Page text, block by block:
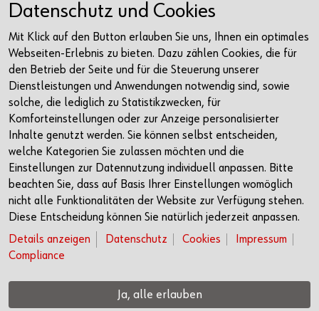
Newsletter
Kontakt
Würth Haus Rorschach
Churerstrasse 10
9400 Rorschach
Schweiz
+41 71 225 10 00
info@wuerth-management.com
Öffnungszeiten
Datenschutz und Cookies
Mit Klick auf den Button erlauben Sie uns, Ihnen ein optimales
Webseiten-Erlebnis zu bieten. Dazu zählen Cookies, die für
den Betrieb der Seite und für die Steuerung unserer
Dienstleistungen und Anwendungen notwendig sind, sowie
solche, die lediglich zu Statistikzwecken, für
Komforteinstellungen oder zur Anzeige personalisierter
Inhalte genutzt werden. Sie können selbst entscheiden,
welche Kategorien Sie zulassen möchten und die
Einstellungen zur Datennutzung individuell anpassen. Bitte
beachten Sie, dass auf Basis Ihrer Einstellungen womöglich
nicht alle Funktionalitäten der Website zur Verfügung stehen.
Diese Entscheidung können Sie natürlich jederzeit anpassen.
Details anzeigen
Datenschutz Cookies
Impressum
Compliance
Ja, alle erlauben